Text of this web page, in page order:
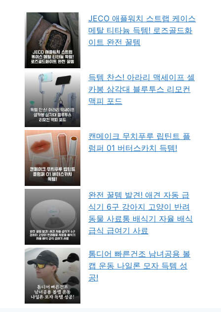
JECO 애플워치 스트랩 케이스
메탈 티타늄 득템! 로즈골드화
이트 완전 꿀템
득템 찬스! 아라리 맥세이프 셀
카봉 삼각대 블루투스 리모컨
맥피 포드
캔메이크 무치푸루 립틴트 플
럼퍼 01 버터스카치 득템!
완전 꿀템 발견! 애견 자동 급
식기 6구 강아지 고양이 반려
동물 사료통 배식기 자율 배식
급식 급여기 사료
톰디어 빠른건조 남녀공용 볼
캡 운동 나일론 모자 득템 성
공!